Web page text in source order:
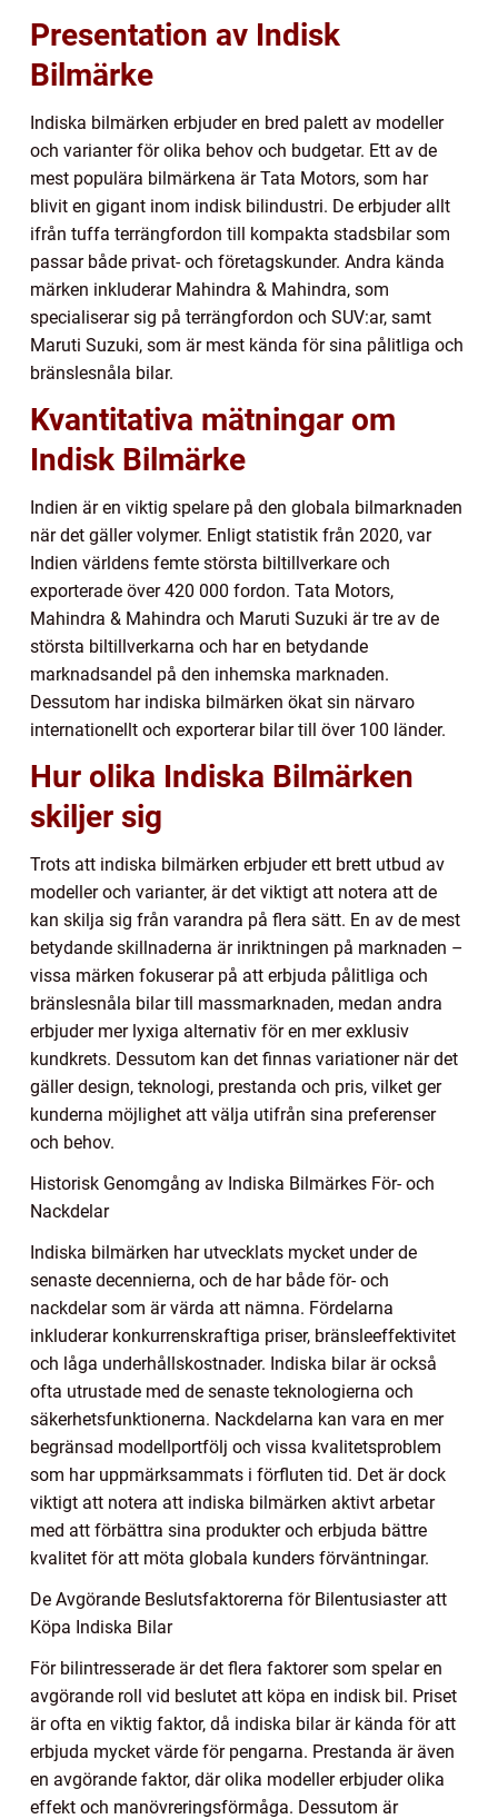
Presentation av Indisk
Bilmärke
Indiska bilmärken erbjuder en bred palett av modeller
och varianter för olika behov och budgetar. Ett av de
mest populära bilmärkena är Tata Motors, som har
blivit en gigant inom indisk bilindustri. De erbjuder allt
ifrån tuffa terrängfordon till kompakta stadsbilar som
passar både privat- och företagskunder. Andra kända
märken inkluderar Mahindra & Mahindra, som
specialiserar sig på terrängfordon och SUV:ar, samt
Maruti Suzuki, som är mest kända för sina pålitliga och
bränslesnåla bilar.
Kvantitativa mätningar om
Indisk Bilmärke
Indien är en viktig spelare på den globala bilmarknaden
när det gäller volymer. Enligt statistik från 2020, var
Indien världens femte största biltillverkare och
exporterade över 420 000 fordon. Tata Motors,
Mahindra & Mahindra och Maruti Suzuki är tre av de
största biltillverkarna och har en betydande
marknadsandel på den inhemska marknaden.
Dessutom har indiska bilmärken ökat sin närvaro
internationellt och exporterar bilar till över 100 länder.
Hur olika Indiska Bilmärken
skiljer sig
Trots att indiska bilmärken erbjuder ett brett utbud av
modeller och varianter, är det viktigt att notera att de
kan skilja sig från varandra på flera sätt. En av de mest
betydande skillnaderna är inriktningen på marknaden –
vissa märken fokuserar på att erbjuda pålitliga och
bränslesnåla bilar till massmarknaden, medan andra
erbjuder mer lyxiga alternativ för en mer exklusiv
kundkrets. Dessutom kan det finnas variationer när det
gäller design, teknologi, prestanda och pris, vilket ger
kunderna möjlighet att välja utifrån sina preferenser
och behov.
Historisk Genomgång av Indiska Bilmärkes För- och
Nackdelar
Indiska bilmärken har utvecklats mycket under de
senaste decennierna, och de har både för- och
nackdelar som är värda att nämna. Fördelarna
inkluderar konkurrenskraftiga priser, bränsleeffektivitet
och låga underhållskostnader. Indiska bilar är också
ofta utrustade med de senaste teknologierna och
säkerhetsfunktionerna. Nackdelarna kan vara en mer
begränsad modellportfölj och vissa kvalitetsproblem
som har uppmärksammats i förfluten tid. Det är dock
viktigt att notera att indiska bilmärken aktivt arbetar
med att förbättra sina produkter och erbjuda bättre
kvalitet för att möta globala kunders förväntningar.
De Avgörande Beslutsfaktorerna för Bilentusiaster att
Köpa Indiska Bilar
För bilintresserade är det flera faktorer som spelar en
avgörande roll vid beslutet att köpa en indisk bil. Priset
är ofta en viktig faktor, då indiska bilar är kända för att
erbjuda mycket värde för pengarna. Prestanda är även
en avgörande faktor, där olika modeller erbjuder olika
effekt och manövreringsförmåga. Dessutom är